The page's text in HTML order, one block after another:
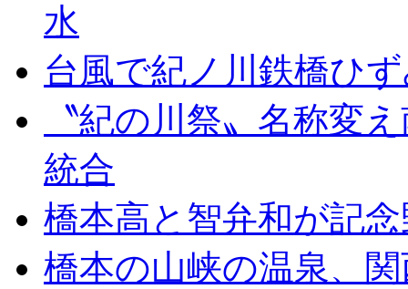
水
台風で紀ノ川鉄橋ひ
〝紀の川祭〟名称変
統合
橋本高と智弁和が記
橋本の山峡の温泉、